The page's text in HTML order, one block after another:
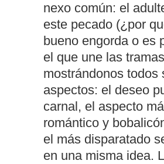
nexo común: el
este pecado (¿por
bueno engorda o es
el que une las
mostrándonos todos
aspectos: el deseo
carnal, el aspecto
romántico y
el más disparatado
en una misma idea.